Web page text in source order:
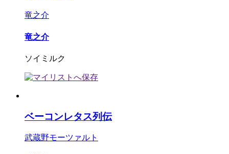
竜之介
竜之介
ソイミルク
ベーコンレタス列伝
武蔵野モーツァルト